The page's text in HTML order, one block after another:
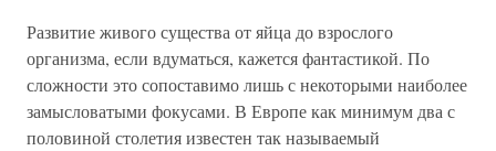
Развитие живого существа от яйца до взрослого
организма, если вдуматься, кажется фантастикой. По
сложности это сопоставимо лишь с некоторыми наиболее
замысловатыми фокусами. В Европе как минимум два с
половиной столетия известен так называемый